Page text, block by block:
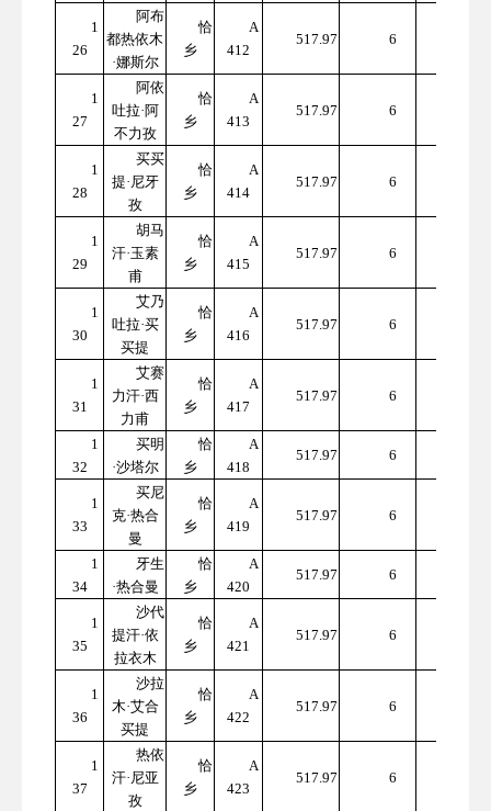
1
26
阿布
都热依木
·娜斯尔
恰
乡
A
412
517.97 6
1
27
阿依
吐拉·阿
不力孜
恰
乡
A
413
517.97 6
1
28
买买
提·尼牙
孜
恰
乡
A
414
517.97 6
1
29
胡马
汗·玉素
甫
恰
乡
A
415
517.97 6
1
30
艾乃
吐拉·买
买提
恰
乡
A
416
517.97 6
1
31
艾赛
力汗·西
力甫
恰
乡
A
417
517.97 6
1
32
买明
·沙塔尔
恰
乡
A
418
517.97 6
1
33
买尼
克·热合
曼
恰
乡
A
419
517.97 6
1
34
牙生
·热合曼
恰
乡
A
420
517.97 6
1
35
沙代
提汗·依
拉衣木
恰
乡
A
421
517.97 6
1
36
沙拉
木·艾合
买提
恰
乡
A
422
517.97 6
1
37
热依
汗·尼亚
孜
恰
乡
A
423
517.97 6